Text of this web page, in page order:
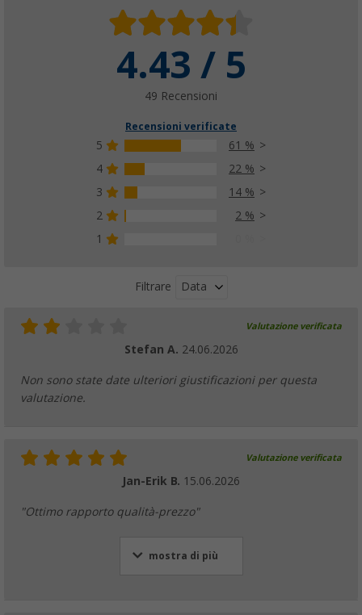
4.43 / 5
49 Recensioni
Recensioni verificate
5
61 %
4
22 %
3
14 %
2
2 %
1
Filtrare Data
Valutazione verificata
Stefan A. 24.06.2026
Non sono state date ulteriori giustificazioni per questa
valutazione.
Valutazione verificata
Jan-Erik B. 15.06.2026
"Ottimo rapporto qualità-prezzo"
mostra di più